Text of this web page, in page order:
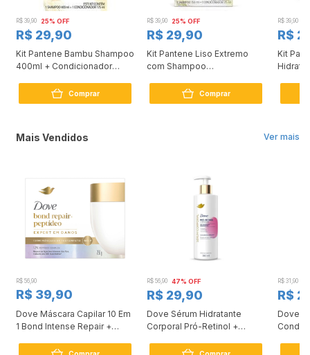
R$ 39,90 25% OFF
R$ 29,90
Kit Pantene Bambu Shampoo
400ml + Condicionador
Comprar
R$ 39,90 25% OFF
R$ 29,90
Kit Pantene Liso Extremo
com Shampoo
Comprar
R$ 39,90
R$
Kit
Hidrata
Ver mais
Mais Vendidos
R$ 56,90
R$ 39,90
Dove Máscara Capilar 10 Em
1 Bond Intense Repair +
Comprar
R$ 56,90 47% OFF
R$ 29,90
Dove Sérum Hidratante
Corporal Pró-Retinol +
Comprar
R$ 31,90
R$
Dove